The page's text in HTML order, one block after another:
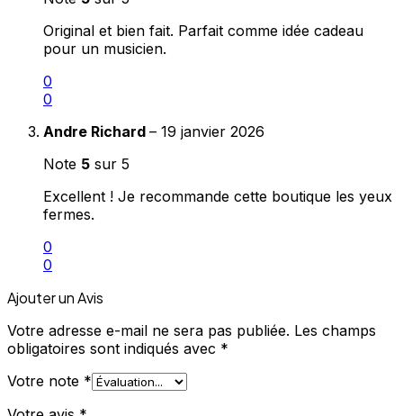
Original et bien fait. Parfait comme idée cadeau
pour un musicien.
0
0
Andre Richard – 19 janvier 2026
Note 5 sur 5
Excellent ! Je recommande cette boutique les yeux
fermes.
0
0
Ajouter un Avis
Votre adresse e-mail ne sera pas publiée. Les champs
obligatoires sont indiqués avec *
Votre note *